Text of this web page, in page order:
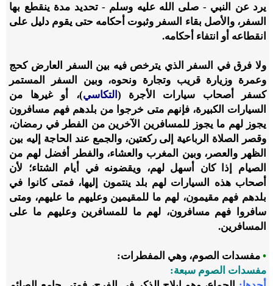
يرد عن النبي - صلى الله عليه وسلم - تحديد مدة ينقطع بها
السفر، والأصل بقاء السفر وثبوت أحكامه حتى يقوم دليل على
انقطاعه أو انتفاء أحكامه.
ولا فرق في السفر الذي يترخص فيه بين السفر العارض كحج
وعمرة وزيارة قريب وتجارة ونحوه، وبين السفر المستمر
كسفر أصحاب سيارات الأجرة ( التكاسي)، أو غيرها من
السيارات الكبيرة، فإنهم متى خرجوا من بلدهم فهم مسافرون
يجوز لهم ما يجوز للمسافرين الآخرين من الفطر في رمضان،
وقصر الصلاة الرباعية إلى ركعتين، والجمع عند الحاجة إليه بين
الظهر والعصر، وبين المغرب والعشاء، والفطر أفضل لهم من
الصيام إذا كان أسهل لهم، ويقضونه في أيام الشتاء؛ لأن
أصحاب هذه السيارات لهم بلد ينتمون إليها، فمتى كانوا في
بلدهم فهم مقيمون، لهم ما للمقيمين وعليهم ما عليهم، ومتى
سافروا فهم مسافرون، لهم ما للمسافرين وعليهم ما على
المسافرين.
• مفسدات الصوم، وهي المفطرات:
مفسدات الصوم سبعة: